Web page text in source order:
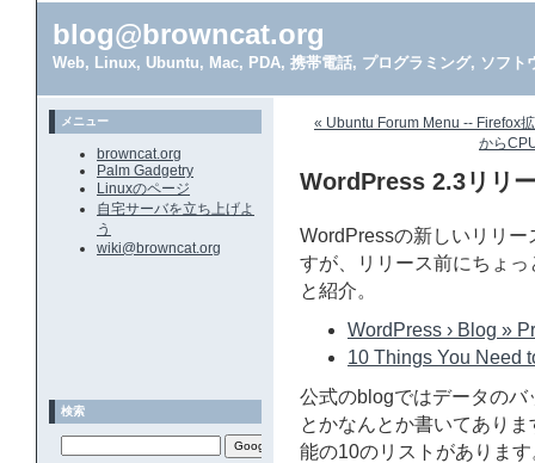
blog@browncat.org
Web, Linux, Ubuntu, Mac, PDA, 携帯電話, プログラミング, ソフト
« Ubuntu Forum Menu -- Firefox
から
WordPress 2.3リリ
WordPressの新しいリリ
すが、リリース前にちょ
と紹介。
WordPress › Blog »
10 Things You Need
公式のblogではデータの
とかなんとか書いてあり
能の10のリストがありま
メニュー
browncat.org
Palm Gadgetry
Linuxのページ
自宅サーバを立ち上げよ
う
wiki@browncat.org
検索